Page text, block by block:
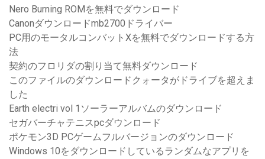
Nero Burning ROMを無料でダウンロード
Canonダウンロードmb2700ドライバー
PC用のモータルコンバットXを無料でダウンロードする方
法
契約のフロリダの割り当て無料ダウンロード
このファイルのダウンロードクォータがドライブを超えま
した
Earth electri vol 1ソーラーアルバムのダウンロード
セガバーチャテニスpcダウンロード
ポケモン3D PCゲームフルバージョンのダウンロード
Windows 10をダウンロードしているランダムなアプリを